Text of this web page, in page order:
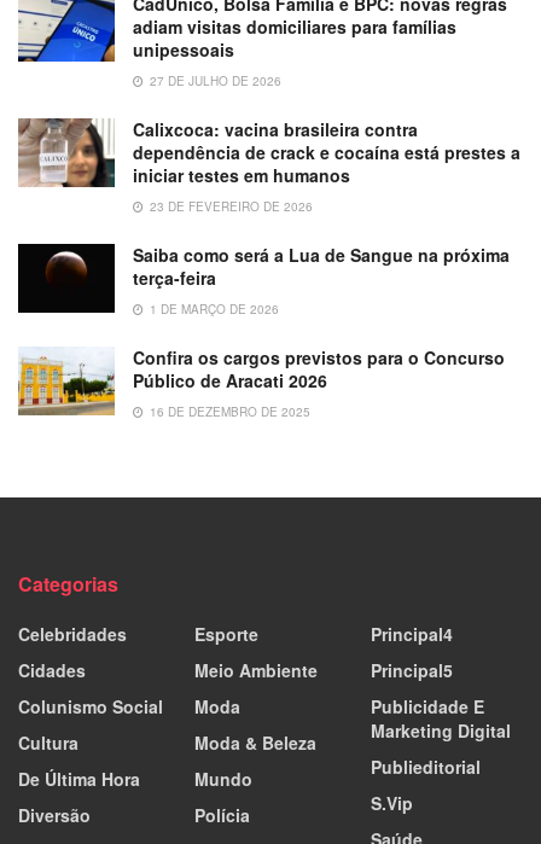
adiam visitas domiciliares para famílias
unipessoais
27 DE JULHO DE 2026
Calixcoca: vacina brasileira contra
dependência de crack e cocaína está prestes a
iniciar testes em humanos
23 DE FEVEREIRO DE 2026
Saiba como será a Lua de Sangue na próxima
terça-feira
1 DE MARÇO DE 2026
Confira os cargos previstos para o Concurso
Público de Aracati 2026
16 DE DEZEMBRO DE 2025
Categorias
Celebridades
Cidades
Colunismo Social
Cultura
De Última Hora
Diversão
Esporte
Meio Ambiente
Moda
Moda & Beleza
Mundo
Polícia
Principal4
Principal5
Publicidade E
Marketing Digital
Publieditorial
S.Vip
Saúde